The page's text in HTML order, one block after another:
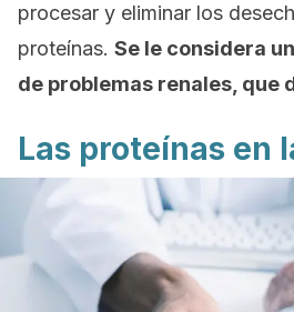
procesar y eliminar los
proteínas. Se le considera
de problemas renales, que
Las proteínas en